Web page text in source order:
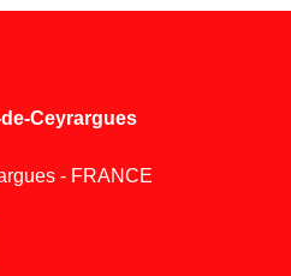
Ceyrargues
- FRANCE